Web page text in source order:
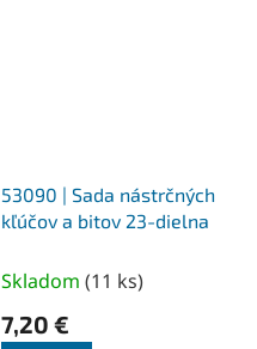
53090 | Sada nástrčných
kľúčov a bitov 23-dielna
Skladom (11 ks)
7,20 €